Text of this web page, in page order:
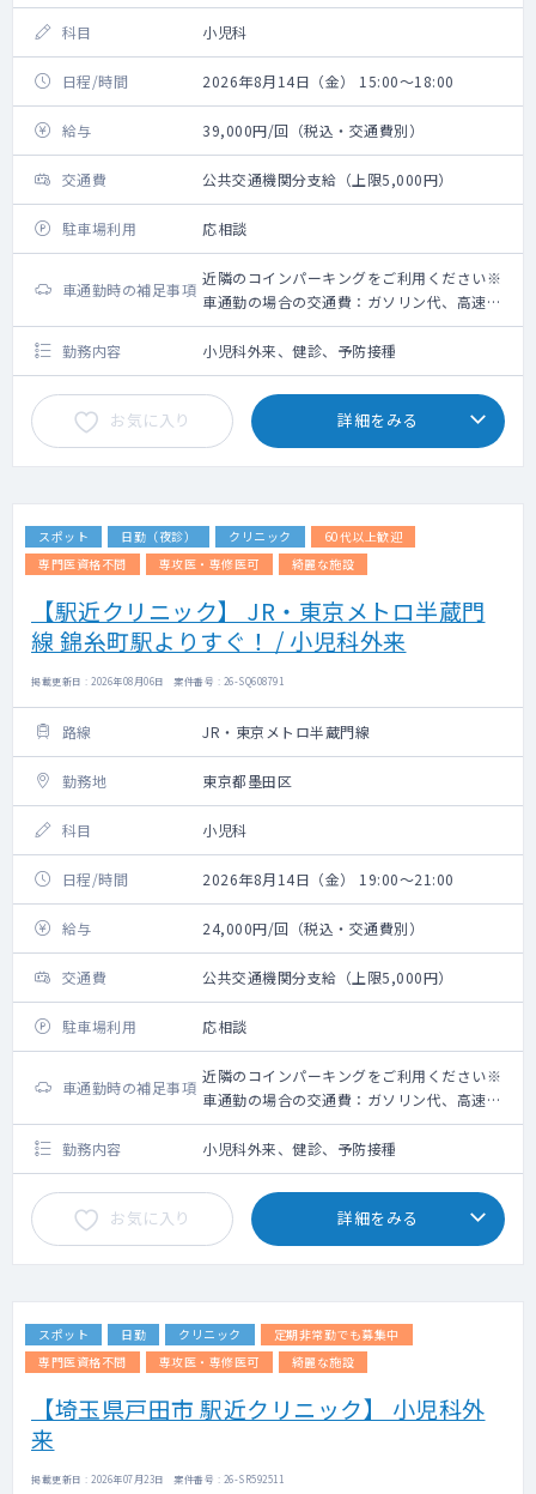
科目 小児科
日程/時間 2026年8月14日（金） 15:00～18:00
給与 39,000円/回（税込・交通費別）
交通費 公共交通機関分支給（上限5,000円）
駐車場利用 応相談
車通勤時の補足事項
近隣のコインパーキングをご利用ください※
車通勤の場合の交通費：ガソリン代、高速道
路利用料金（上限5,000円）＋駐車場代（上
限2,000円）
勤務内容 小児科外来、健診、予防接種
お気に入り 詳細をみる
スポット 日勤（夜診） クリニック
60代以上歓迎
専門医資格不問
専攻医・専修医可 綺麗な施設
【駅近クリニック】 JR・東京メトロ半蔵門
線 錦糸町駅よりすぐ！ / 小児科外来
掲載更新日 : 2026年08月06日 案件番号 : 26-SQ608791
路線 JR・東京メトロ半蔵門線
勤務地 東京都墨田区
科目 小児科
日程/時間 2026年8月14日（金） 19:00～21:00
給与 24,000円/回（税込・交通費別）
交通費 公共交通機関分支給（上限5,000円）
駐車場利用 応相談
車通勤時の補足事項
近隣のコインパーキングをご利用ください※
車通勤の場合の交通費：ガソリン代、高速道
路利用料金（上限5,000円）＋駐車場代（上
限2,000円）
勤務内容 小児科外来、健診、予防接種
お気に入り 詳細をみる
スポット 日勤 クリニック
定期非常勤でも募集中
専門医資格不問
専攻医・専修医可 綺麗な施設
【埼玉県戸田市 駅近クリニック】 小児科外
来
掲載更新日 : 2026年07月23日 案件番号 : 26-SR592511